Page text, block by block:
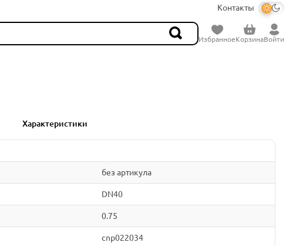
Контакты
ИзбранноеКорзинаВойти
Характеристики
без артикула
DN40
0.75
cnp022034